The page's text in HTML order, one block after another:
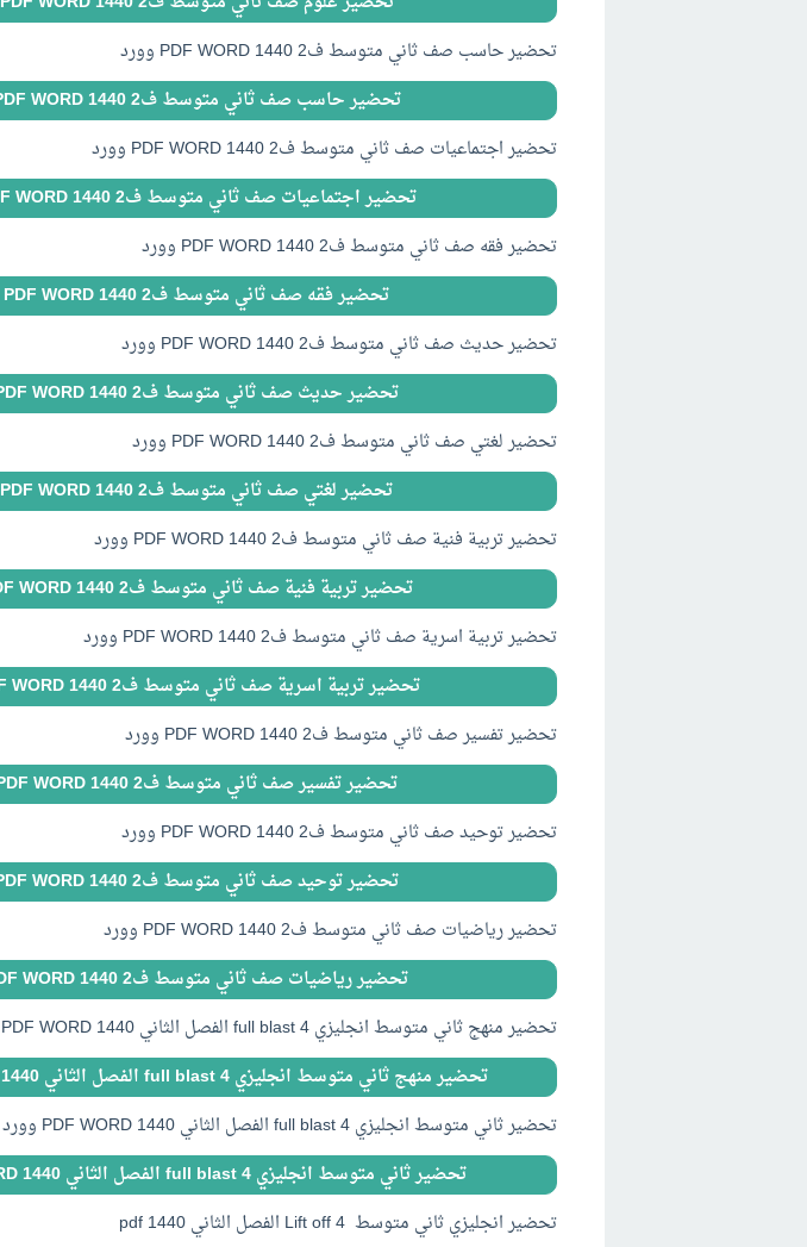
تحضير حاسب صف ثاني متوسط ف2 1440 PDF WORD وورد
تحضير حاسب صف ثاني متوسط ف2 1440 PDF WORD وورد
تحضير اجتماعيات صف ثاني متوسط ف2 1440 PDF WORD وورد
تحضير اجتماعيات صف ثاني متوسط ف2 1440 PDF WORD وورد
تحضير فقه صف ثاني متوسط ف2 1440 PDF WORD وورد
تحضير فقه صف ثاني متوسط ف2 1440 PDF WORD وورد
تحضير حديث صف ثاني متوسط ف2 1440 PDF WORD وورد
تحضير حديث صف ثاني متوسط ف2 1440 PDF WORD وورد
تحضير لغتي صف ثاني متوسط ف2 1440 PDF WORD وورد
تحضير لغتي صف ثاني متوسط ف2 1440 PDF WORD وورد
تحضير تربية فنية صف ثاني متوسط ف2 1440 PDF WORD وورد
تحضير تربية فنية صف ثاني متوسط ف2 1440 PDF WORD وورد
تحضير تربية اسرية صف ثاني متوسط ف2 1440 PDF WORD وورد
تحضير تربية اسرية صف ثاني متوسط ف2 1440 PDF WORD وورد
تحضير تفسير صف ثاني متوسط ف2 1440 PDF WORD وورد
تحضير تفسير صف ثاني متوسط ف2 1440 PDF WORD وورد
تحضير توحيد صف ثاني متوسط ف2 1440 PDF WORD وورد
تحضير توحيد صف ثاني متوسط ف2 1440 PDF WORD وورد
تحضير رياضيات صف ثاني متوسط ف2 1440 PDF WORD وورد
تحضير رياضيات صف ثاني متوسط ف2 1440 PDF WORD وورد
تحضير منهج ثاني متوسط انجليزي full blast 4 الفصل الثاني 1440 PDF WORD وورد
تحضير منهج ثاني متوسط انجليزي full blast 4 الفصل الثاني 1440 PDF WORD وورد
تحضير ثاني متوسط انجليزي full blast 4 الفصل الثاني 1440 PDF WORD وورد
تحضير ثاني متوسط انجليزي full blast 4 الفصل الثاني 1440 PDF WORD وورد
تحضير انجليزي ثاني متوسط 4 Lift off الفصل الثاني 1440 pdf